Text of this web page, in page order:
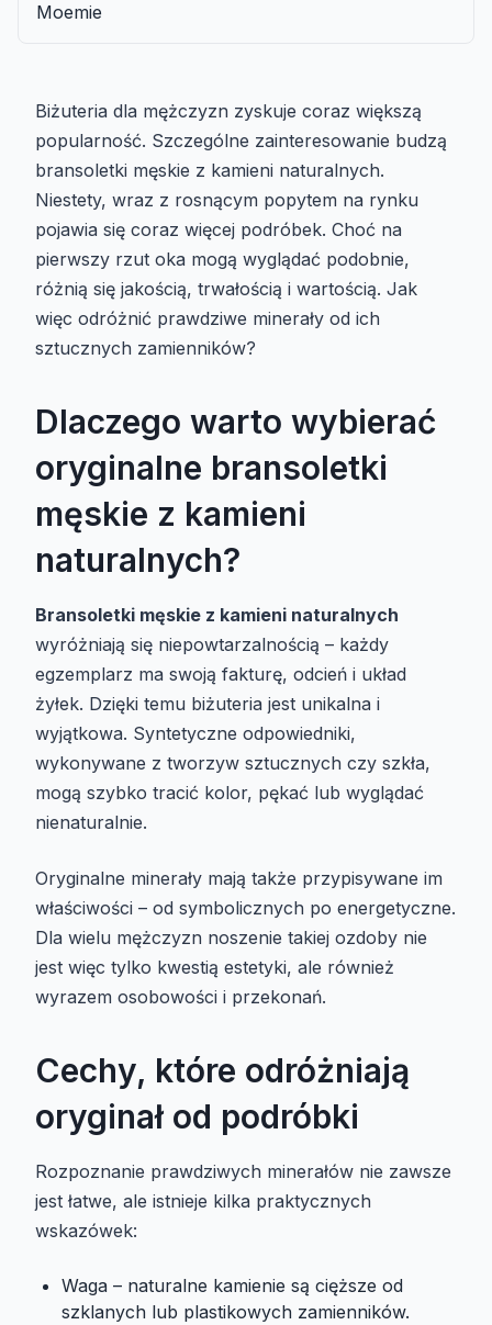
Moemie
Biżuteria dla mężczyzn zyskuje coraz większą
popularność. Szczególne zainteresowanie budzą
bransoletki męskie z kamieni naturalnych.
Niestety, wraz z rosnącym popytem na rynku
pojawia się coraz więcej podróbek. Choć na
pierwszy rzut oka mogą wyglądać podobnie,
różnią się jakością, trwałością i wartością. Jak
więc odróżnić prawdziwe minerały od ich
sztucznych zamienników?
Dlaczego warto wybierać
oryginalne bransoletki
męskie z kamieni
naturalnych?
Bransoletki męskie z kamieni naturalnych
wyróżniają się niepowtarzalnością – każdy
egzemplarz ma swoją fakturę, odcień i układ
żyłek. Dzięki temu biżuteria jest unikalna i
wyjątkowa. Syntetyczne odpowiedniki,
wykonywane z tworzyw sztucznych czy szkła,
mogą szybko tracić kolor, pękać lub wyglądać
nienaturalnie.
Oryginalne minerały mają także przypisywane im
właściwości – od symbolicznych po energetyczne.
Dla wielu mężczyzn noszenie takiej ozdoby nie
jest więc tylko kwestią estetyki, ale również
wyrazem osobowości i przekonań.
Cechy, które odróżniają
oryginał od podróbki
Rozpoznanie prawdziwych minerałów nie zawsze
jest łatwe, ale istnieje kilka praktycznych
wskazówek:
Waga – naturalne kamienie są cięższe od
szklanych lub plastikowych zamienników.